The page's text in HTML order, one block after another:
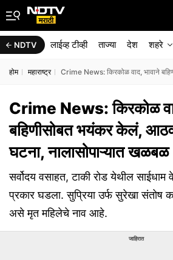
NDTV लाईव्ह टीव्ही ताज्या देश शहरे
होम महाराष्ट्र Crime News: किरकोळ वाद, भावाने
Crime News: किरकोळ
बहिणीसोबत भयंकर केलं,
घटना, नालासोपाऱ्यात खळबळ
सर्वोदय वसाहत, टाकी रोड येथील साईधाम
प्रकार घडला. सुप्रिया उर्फ सुरेखा
असे मृत महिलेचे नाव आहे.
जाहिरात